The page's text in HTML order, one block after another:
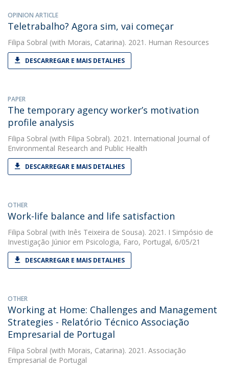
OPINION ARTICLE
Teletrabalho? Agora sim, vai começar
Filipa Sobral (with Morais, Catarina). 2021. Human Resources
DESCARREGAR E MAIS DETALHES
PAPER
The temporary agency worker’s motivation
profile analysis
Filipa Sobral (with Filipa Sobral). 2021. International Journal of
Environmental Research and Public Health
DESCARREGAR E MAIS DETALHES
OTHER
Work-life balance and life satisfaction
Filipa Sobral (with Inês Teixeira de Sousa). 2021. I Simpósio de
Investigação Júnior em Psicologia, Faro, Portugal, 6/05/21
DESCARREGAR E MAIS DETALHES
OTHER
Working at Home: Challenges and Management
Strategies - Relatório Técnico Associação
Empresarial de Portugal
Filipa Sobral (with Morais, Catarina). 2021. Associação
Empresarial de Portugal